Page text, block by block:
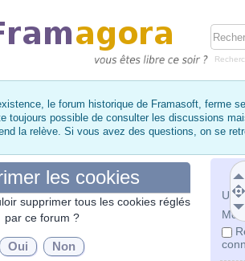
le forum historique de Framasoft, ferme
toujours possible de consulter les discussions
la relève. Si vous avez des questions, on se
Mot
les cookies
supprimer tous les cookies réglés
par ce forum ?